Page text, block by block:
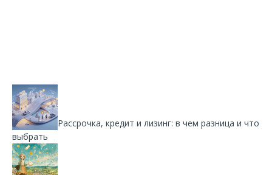
Рассрочка, кредит и лизинг: в чем разница и что
выбрать